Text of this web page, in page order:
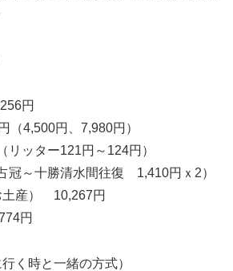
円
（4,500円、7,980円）
リッター121円～124円）
冠～十勝清水間往復 1,410円ｘ2）
土産） 10,267円
円
く時と一緒の方式）